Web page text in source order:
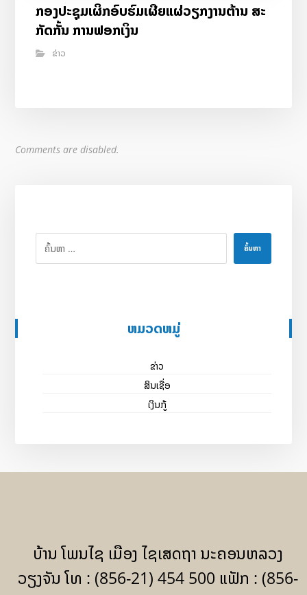
ກອງປະຊຸມເຜິກອົບຮົມເຜີຍແຜ່ວຽກງານຕ້ານ ສະ
ກັດກັ້ນ ການຟອກເງິນ
ຂ່າວ
Comments are disabled.
ຄົ້ນຫາ
ຫມວດຫມູ່
ຂ່າວ
ສິນເຊື່ອ
ເງິນກູ້
ບ້ານ ໂພນໄຊ ເມືອງ ໄຊເສດຖາ ນະຄອນຫລວງ
ວຽງຈັນ ໂທ : (856-21) 454 500 ແຟັກ : (856-